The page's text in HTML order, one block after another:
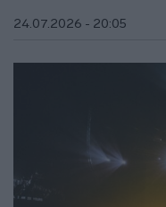
24.07.2026 - 20:05